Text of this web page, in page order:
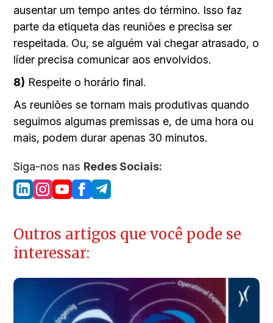
ausentar um tempo antes do término. Isso faz
parte da etiqueta das reuniões e precisa ser
respeitada. Ou, se alguém vai chegar atrasado, o
líder precisa comunicar aos envolvidos.
8) Respeite o horário final.
As reuniões se tornam mais produtivas quando
seguimos algumas premissas e, de uma hora ou
mais, podem durar apenas 30 minutos.
Siga-nos nas Redes Sociais:
Outros artigos que você pode se
interessar: